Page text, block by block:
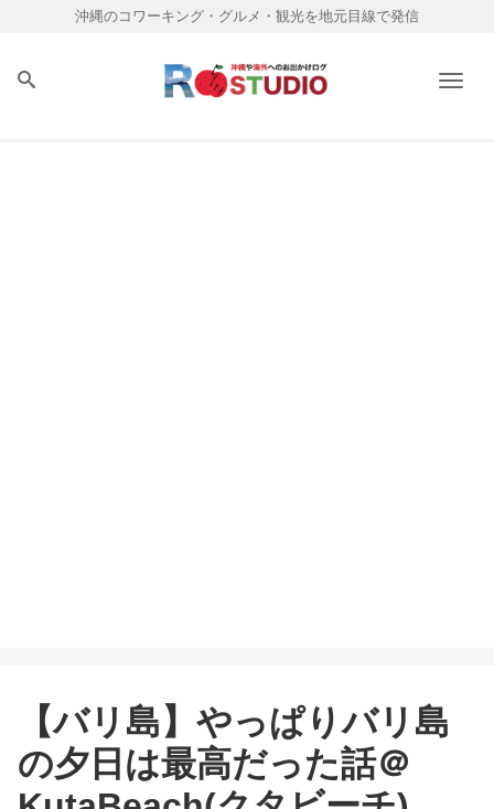
沖縄のコワーキング・グルメ・観光を地元目線で発信
【バリ島】やっぱりバリ島
の夕日は最高だった話＠